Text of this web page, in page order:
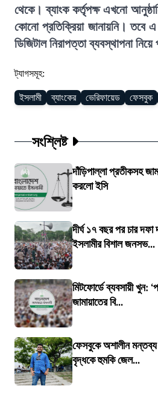
থেকে। ব্যাংক কর্তৃপক্ষ এখনো
কোনো প্রতিক্রিয়া জানায়নি। তবে এ
ডিজিটাল নিরাপত্তা ব্যবস্থাপনা
ট্যাগসমূহ:
ইসলামী ব্যাংকের ভেরিফায়েড ফেসবুক
সংশ্লিষ্ট
দাঁড়িপাল্লা প্রতীকসহ
করলো ইসি
দীর্ঘ ১৭ বছর পর চার দফা
ইসলামীর বিশাল জনসভ...
মিটফোর্ডে ব্যবসায়ী খুন:
জামায়াতের বি...
ফেসবুকে অশালীন মন্তব্য
বৃদ্ধকে হুমকি জেল...